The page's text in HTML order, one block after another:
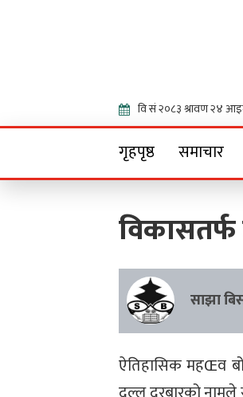
गृहपृष्ठ समाचार
साझा
ऐतिहासिक महŒव